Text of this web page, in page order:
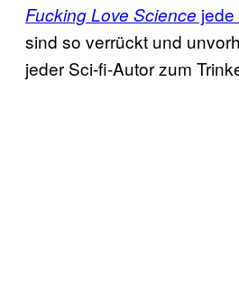
Fucking Love Science
sind so verrückt und
jeder Sci-fi-Autor zum